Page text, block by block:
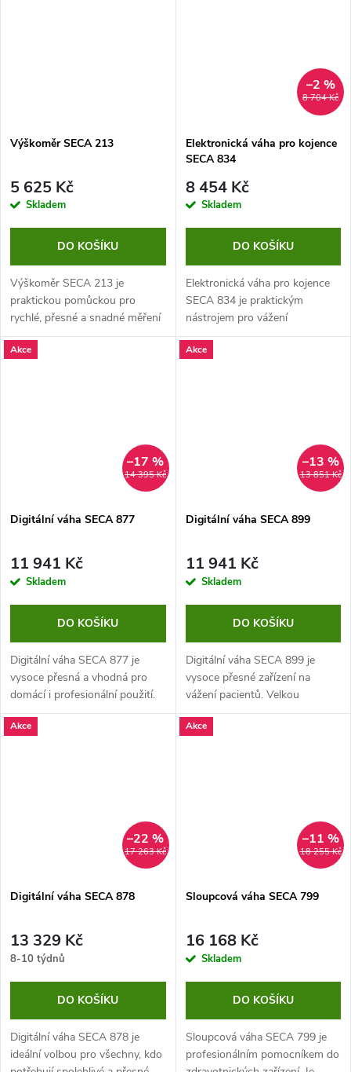
Výškoměr SECA 213
5 625 Kč
Skladem
DO KOŠÍKU
Výškoměr SECA 213 je
praktickou pomůckou pro
rychlé, přesné a snadné měření
výšky. Není potřeba jej
instalovat, je skládací a
8 704 Kč
–2 %
Elektronická váha pro kojence
SECA 834
8 454 Kč
Skladem
DO KOŠÍKU
Elektronická váha pro kojence
SECA 834 je praktickým
nástrojem pro vážení
novorozenců a dětí do 20 kg.
Akce
14 395 Kč
–17 %
Digitální váha SECA 877
11 941 Kč
Skladem
DO KOŠÍKU
Digitální váha SECA 877 je
vysoce přesná a vhodná pro
domácí i profesionální použití.
Akce
13 851 Kč
–13 %
Digitální váha SECA 899
11 941 Kč
Skladem
DO KOŠÍKU
Digitální váha SECA 899 je
vysoce přesné zařízení na
vážení pacientů. Velkou
výhodou je kabelový displej,
díky kterému můžete naměřené
Akce
17 263 Kč
–22 %
Digitální váha SECA 878
13 329 Kč
8-10 týdnů
DO KOŠÍKU
Digitální váha SECA 878 je
ideální volbou pro všechny, kdo
Akce
18 255 Kč
–11 %
Sloupcová váha SECA 799
16 168 Kč
Skladem
DO KOŠÍKU
Sloupcová váha SECA 799 je
profesionálním pomocníkem do